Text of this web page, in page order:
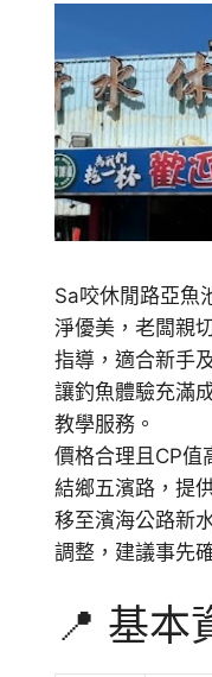
Sa咬休閒路亞魚
淨優美，老闆親
指導，適合新手
讓釣魚體驗充滿
教學服務。
價格合理且CP值
結鄉五濱路，提
移至濱海公路新
調整，建議事先
📍 基本